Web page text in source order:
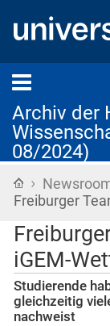
Archiv der
08/2024)
Startseite
›
Freiburger
iGEM-
Studierende
gleichzeitig
nachweist